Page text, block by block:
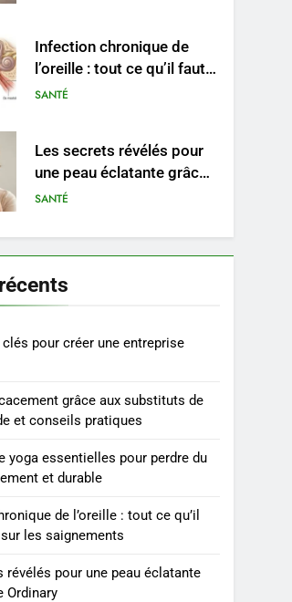
Infection chronique de
l’oreille : tout ce qu’il faut
savoir sur les
SANTÉ
Les secrets révélés pour
une peau éclatante grâce
à The Ordinary
SANTÉ
Prévenir les chutes chez
les seniors: aménagement
BIEN ÊTRE
accompagnement sérieux
à un tarif juste ?
BIEN ÊTRE
Sclérose en plaques et
maternité : tout ce que les
femmes enceintes doivent
connaître
SANTÉ
Les étapes clés pour créer
une entreprise solide
pour créer une entreprise
grâce aux substituts de
et conseils pratiques
yoga essentielles pour perdre du
et durable
de l’oreille : tout ce qu’il
les saignements
révélés pour une peau éclatante
Ordinary